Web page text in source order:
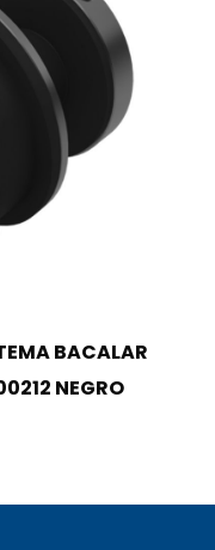
BACALAR
NEGRO